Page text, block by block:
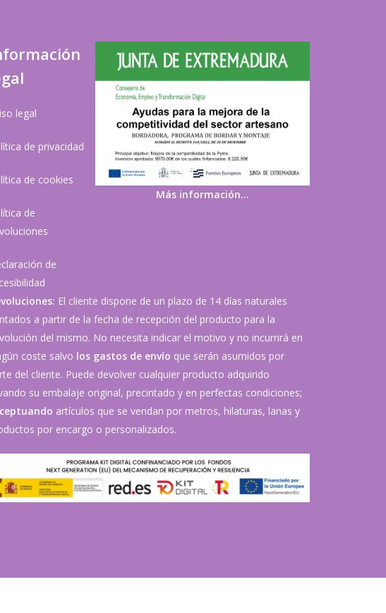
legal
de privacidad
de cookies
de
de
Más información…
El cliente dispone de un plazo de 14 días naturales
a partir de la fecha de recepción del producto para la
del mismo. No necesita indicar el motivo y no incurrirá en
coste salvo los gastos de envío que serán asumidos por
del cliente. Puede devolver cualquier producto adquirido
su embalaje original, precintado y en perfectas condiciones;
artículos que se vendan por metros, hilaturas, lanas y
por encargo o personalizados.